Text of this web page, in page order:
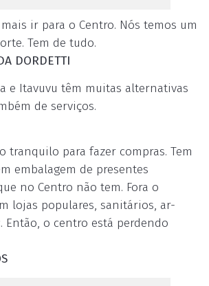
ir para o Centro. Nós temos um
Tem de tudo.
DORDETTI
e Itavuvu têm muitas alternativas
de serviços.
tranquilo para fazer compras. Tem
embalagem de presentes
no Centro não tem. Fora o
lojas populares, sanitários, ar-
Então, o centro está perdendo